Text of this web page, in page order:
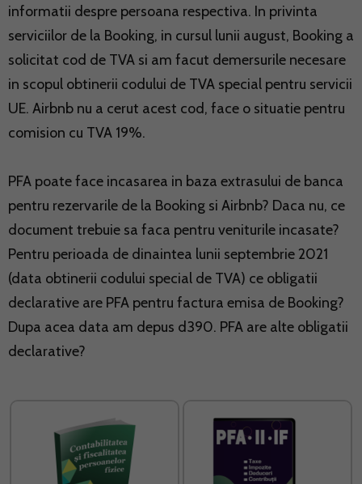
informatii despre persoana respectiva. In privinta
serviciilor de la Booking, in cursul lunii august, Booking a
solicitat cod de TVA si am facut demersurile necesare
in scopul obtinerii codului de TVA special pentru servicii
UE. Airbnb nu a cerut acest cod, face o situatie pentru
comision cu TVA 19%.
PFA poate face incasarea in baza extrasului de banca
pentru rezervarile de la Booking si Airbnb? Daca nu, ce
document trebuie sa faca pentru veniturile incasate?
Pentru perioada de dinaintea lunii septembrie 2021
(data obtinerii codului special de TVA) ce obligatii
declarative are PFA pentru factura emisa de Booking?
Dupa acea data am depus d390. PFA are alte obligatii
declarative?